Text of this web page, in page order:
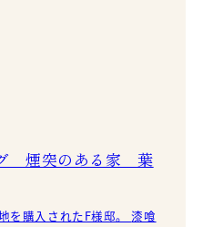
煙突のある家 葉
購入されたF様邸。 漆喰